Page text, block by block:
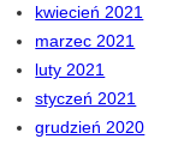
kwiecień 2021
marzec 2021
luty 2021
styczeń 2021
grudzień 2020